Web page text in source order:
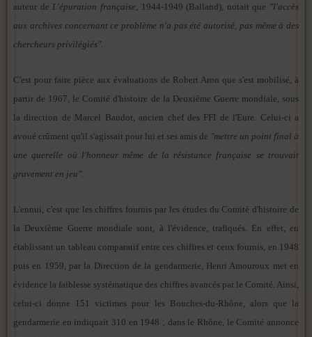
auteur de L'épuration française, 1944-1949 (Balland), notait que "l'accès
aux archives concernant ce problème n'a pas été autorisé, pas même à des
chercheurs privilégiés".
C'est pour faire pièce aux évaluations de Robert Aron que s'est mobilisé, à
partir de 1967, le Comité d'histoire de la Deuxième Guerre mondiale, sous
la direction de Marcel Baudot, ancien chef des FFI de l'Eure. Celui-ci a
avoué crûment qu'il s'agissait pour lui et ses amis de "mettre un point final à
une querelle où l'honneur même de la résistance française se trouvait
gravement en jeu".
L'ennui, c'est que les chiffres fournis par les études du Comité d'histoire de
la Deuxième Guerre mondiale sont, à l'évidence, trafiqués. En effet, en
établissant un tableau comparatif entre ces chiffres et ceux fournis, en 1948
puis en 1959, par la Direction de la gendarmerie, Henri Amouroux met en
évidence la faiblesse systématique des chiffres avancés par le Comité. Ainsi,
celui-ci donne 151 victimes pour les Bouches-du-Rhône, alors que la
gendarmerie en indiquait 310 en 1948 ; dans le Rhône, le Comité annonce